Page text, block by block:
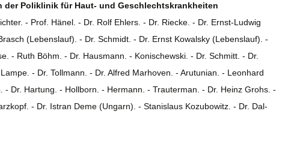
Poliklinik für Haut- und Geschlechtskrankheiten
- Prof. Hänel. - Dr. Rolf Ehlers. - Dr. Riecke. - Dr. Ernst-Ludwig
(Lebenslauf). - Dr. Schmidt. - Dr. Ernst Kowalsky (Lebenslauf). -
- Ruth Böhm. - Dr. Hausmann. - Konischewski. - Dr. Schmitt. - Dr.
- Dr. Tollmann. - Dr. Alfred Marhoven. - Arutunian. - Leonhard
Dr. Hartung. - Hollborn. - Hermann. - Trauterman. - Dr. Heinz Grohs. -
- Dr. Istran Deme (Ungarn). - Stanislaus Kozubowitz. - Dr. Dal-